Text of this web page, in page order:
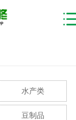
水产类
豆制品